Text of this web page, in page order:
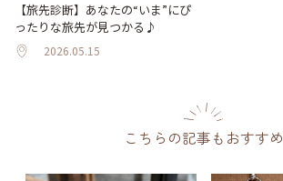
【旅先診断】あなたの“いま”にぴ
ったりな旅先が見つかる♪
2026.05.15
こちらの記事もおすすめ